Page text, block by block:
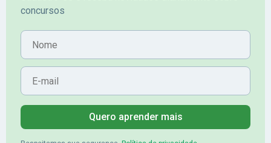
concursos
Nome
E-mail
Quero aprender mais